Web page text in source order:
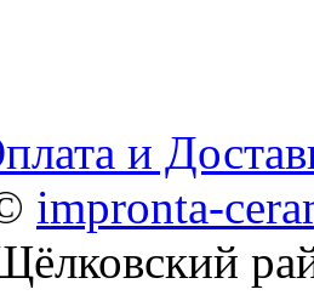
и
impronta-